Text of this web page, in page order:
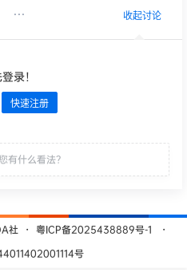
收起讨论
录！
快速注册
有什么看法？
社 ・ 粤ICP备2025438889号-1
・
号